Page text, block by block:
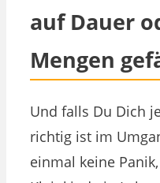
auf Dauer
Mengen
Und falls Du Dich
richtig ist im
einmal keine